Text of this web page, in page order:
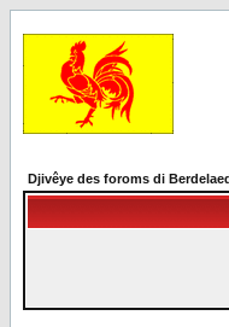
Djivêye des foroms di